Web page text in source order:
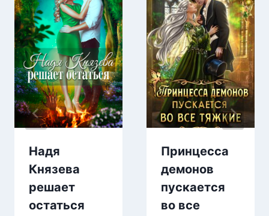
Надя
Князева
решает
остаться
Принцесса
демонов
пускается
во все